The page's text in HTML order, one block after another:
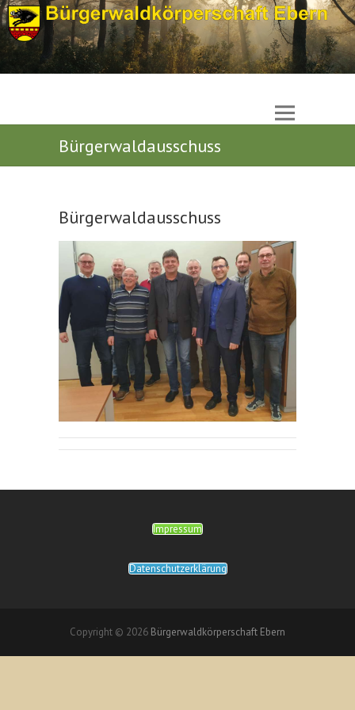
Bürgerwaldausschuss
Bürgerwaldausschuss
Impressum
Datenschutzerklärung
Copyright © 2026 Bürgerwaldkörperschaft Ebern